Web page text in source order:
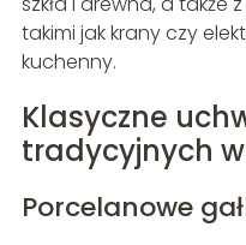
takimi jak krany czy
kuchenny.
Klasyczne
tradycyjnych
Porcelanowe